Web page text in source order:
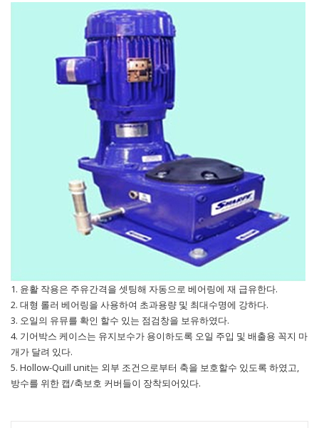
1. 윤활 작용은 주유간격을 셋팅해 자동으로 베어링에 재 급유한다.
2. 대형 롤러 베어링을 사용하여 초과용량 및 최대수명에 강하다.
3. 오일의 유뮤를 확인 할수 있는 점검창을 보유하였다.
4. 기어박스 케이스는 유지보수가 용이하도록 오일 주입 및 배출용 꼭지 마
개가 달려 있다.
5. Hollow-Quill unit는 외부 조건으로부터 축을 보호할수 있도록 하였고,
방수를 위한 캡/축보호 커버들이 장착되어있다.